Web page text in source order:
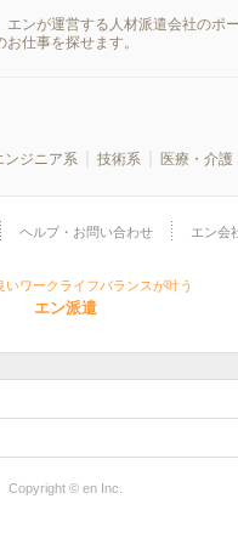
ンが運営する人材派遣会社の
仕事を探せます。
ンジニア系 技術系 医療・介
ヘルプ・お問い合わせ エン会
いワークライフバランスが叶う
エン派遣
Copyright © en Inc.